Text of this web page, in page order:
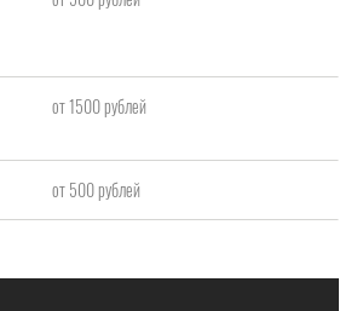
от 1500 рублей
от 500 рублей